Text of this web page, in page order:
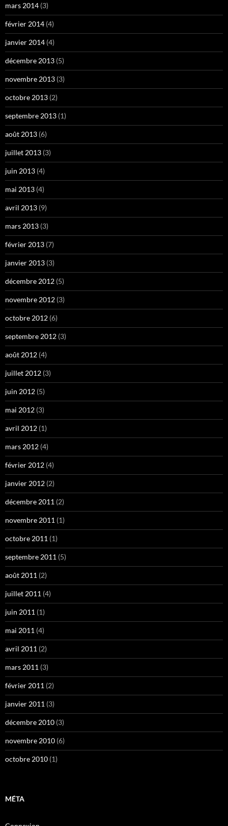
mars 2014 (3)
février 2014 (4)
janvier 2014 (4)
décembre 2013 (5)
novembre 2013 (3)
octobre 2013 (2)
septembre 2013 (1)
août 2013 (6)
juillet 2013 (3)
juin 2013 (4)
mai 2013 (4)
avril 2013 (9)
mars 2013 (3)
février 2013 (7)
janvier 2013 (3)
décembre 2012 (5)
novembre 2012 (3)
octobre 2012 (6)
septembre 2012 (3)
août 2012 (4)
juillet 2012 (3)
juin 2012 (5)
mai 2012 (3)
avril 2012 (1)
mars 2012 (4)
février 2012 (4)
janvier 2012 (2)
décembre 2011 (2)
novembre 2011 (1)
octobre 2011 (1)
septembre 2011 (5)
août 2011 (2)
juillet 2011 (4)
juin 2011 (1)
mai 2011 (4)
avril 2011 (2)
mars 2011 (3)
février 2011 (2)
janvier 2011 (3)
décembre 2010 (3)
novembre 2010 (6)
octobre 2010 (1)
MÉTA